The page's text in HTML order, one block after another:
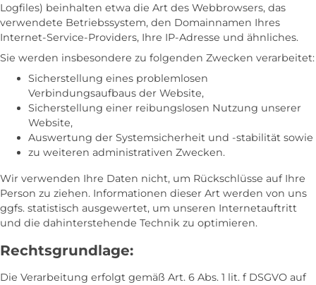
Logfiles) beinhalten etwa die Art des Webbrowsers, das
verwendete Betriebssystem, den Domainnamen Ihres
Internet-Service-Providers, Ihre IP-Adresse und ähnliches.
Sie werden insbesondere zu folgenden Zwecken verarbeitet:
Sicherstellung eines problemlosen
Verbindungsaufbaus der Website,
Sicherstellung einer reibungslosen Nutzung unserer
Website,
Auswertung der Systemsicherheit und -stabilität sowie
zu weiteren administrativen Zwecken.
Wir verwenden Ihre Daten nicht, um Rückschlüsse auf Ihre
Person zu ziehen. Informationen dieser Art werden von uns
ggfs. statistisch ausgewertet, um unseren Internetauftritt
und die dahinterstehende Technik zu optimieren.
Rechtsgrundlage:
Die Verarbeitung erfolgt gemäß Art. 6 Abs. 1 lit. f DSGVO auf